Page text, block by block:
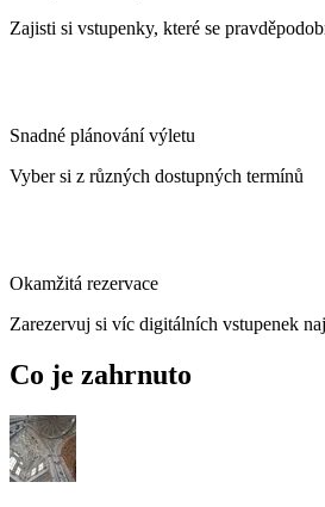
Zajisti si vstupenky, které se
Snadné plánování výletu
Vyber si z různých dostupných termínů
Okamžitá rezervace
Zarezervuj si víc digitálních vstupenek
Co je zahrnuto